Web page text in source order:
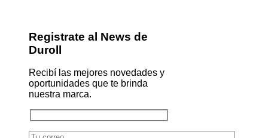
Registrate al News de
Duroll
Recibí las mejores novedades y
oportunidades que te brinda
nuestra marca.